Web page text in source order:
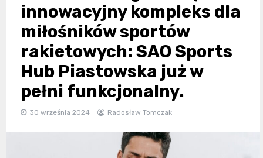
innowacyjny kompleks dla
miłośników sportów
rakietowych: SAO Sports
Hub Piastowska już w
pełni funkcjonalny.
30 września 2024 Radosław Tomczak